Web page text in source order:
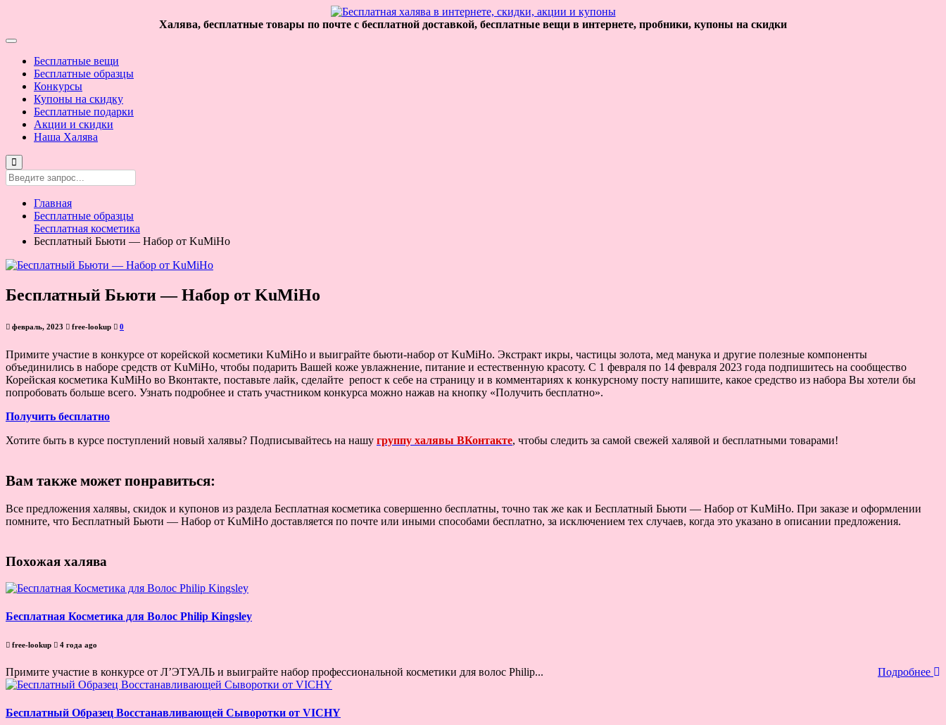
Халява, бесплатные товары по почте с бесплатной доставкой, бесплатные вещи в интернете, пробники, купоны на скидки
Бесплатные вещи
Бесплатные образцы
Конкурсы
Купоны на скидку
Бесплатные подарки
Акции и скидки
Наша Халява
Главная
Бесплатные образцы
Бесплатная косметика
Бесплатный Бьюти — Набор от KuMiHo
Бесплатный Бьюти — Набор от KuMiHo
февраль, 2023 free-lookup 0
Примите участие в конкурсе от корейской косметики KuMiHo и выиграйте бьюти-набор от KuMiHo. Экстракт икры, частицы золота, мед манука и другие полезные компоненты
объединились в наборе средств от KuMiHo, чтобы подарить Вашей коже увлажнение, питание и естественную красоту. С 1 февраля по 14 февраля 2023 года подпишитесь на сообщество
Корейская косметика KuMiHo во Вконтакте, поставьте лайк, сделайте репост к себе на страницу и в комментариях к конкурсному посту напишите, какое средство из набора Вы хотели бы
попробовать больше всего. Узнать подробнее и стать участником конкурса можно нажав на кнопку «Получить бесплатно».
Получить бесплатно
Хотите быть в курсе поступлений новый халявы? Подписывайтесь на нашу группу халявы ВКонтакте, чтобы следить за самой свежей халявой и бесплатными товарами!
Вам также может понравиться:
Все предложения халявы, скидок и купонов из раздела Бесплатная косметика совершенно бесплатны, точно так же как и Бесплатный Бьюти — Набор от KuMiHo. При заказе и оформлении
помните, что Бесплатный Бьюти — Набор от KuMiHo доставляется по почте или иными способами бесплатно, за исключением тех случаев, когда это указано в описании предложения.
Похожая халява
Бесплатная Косметика для Волос Philip Kingsley
free-lookup 4 года ago
Примите участие в конкурсе от Л’ЭТУАЛЬ и выиграйте набор профессиональной косметики для волос Philip... Подробнее
Бесплатный Образец Восстанавливающей Сыворотки от VICHY